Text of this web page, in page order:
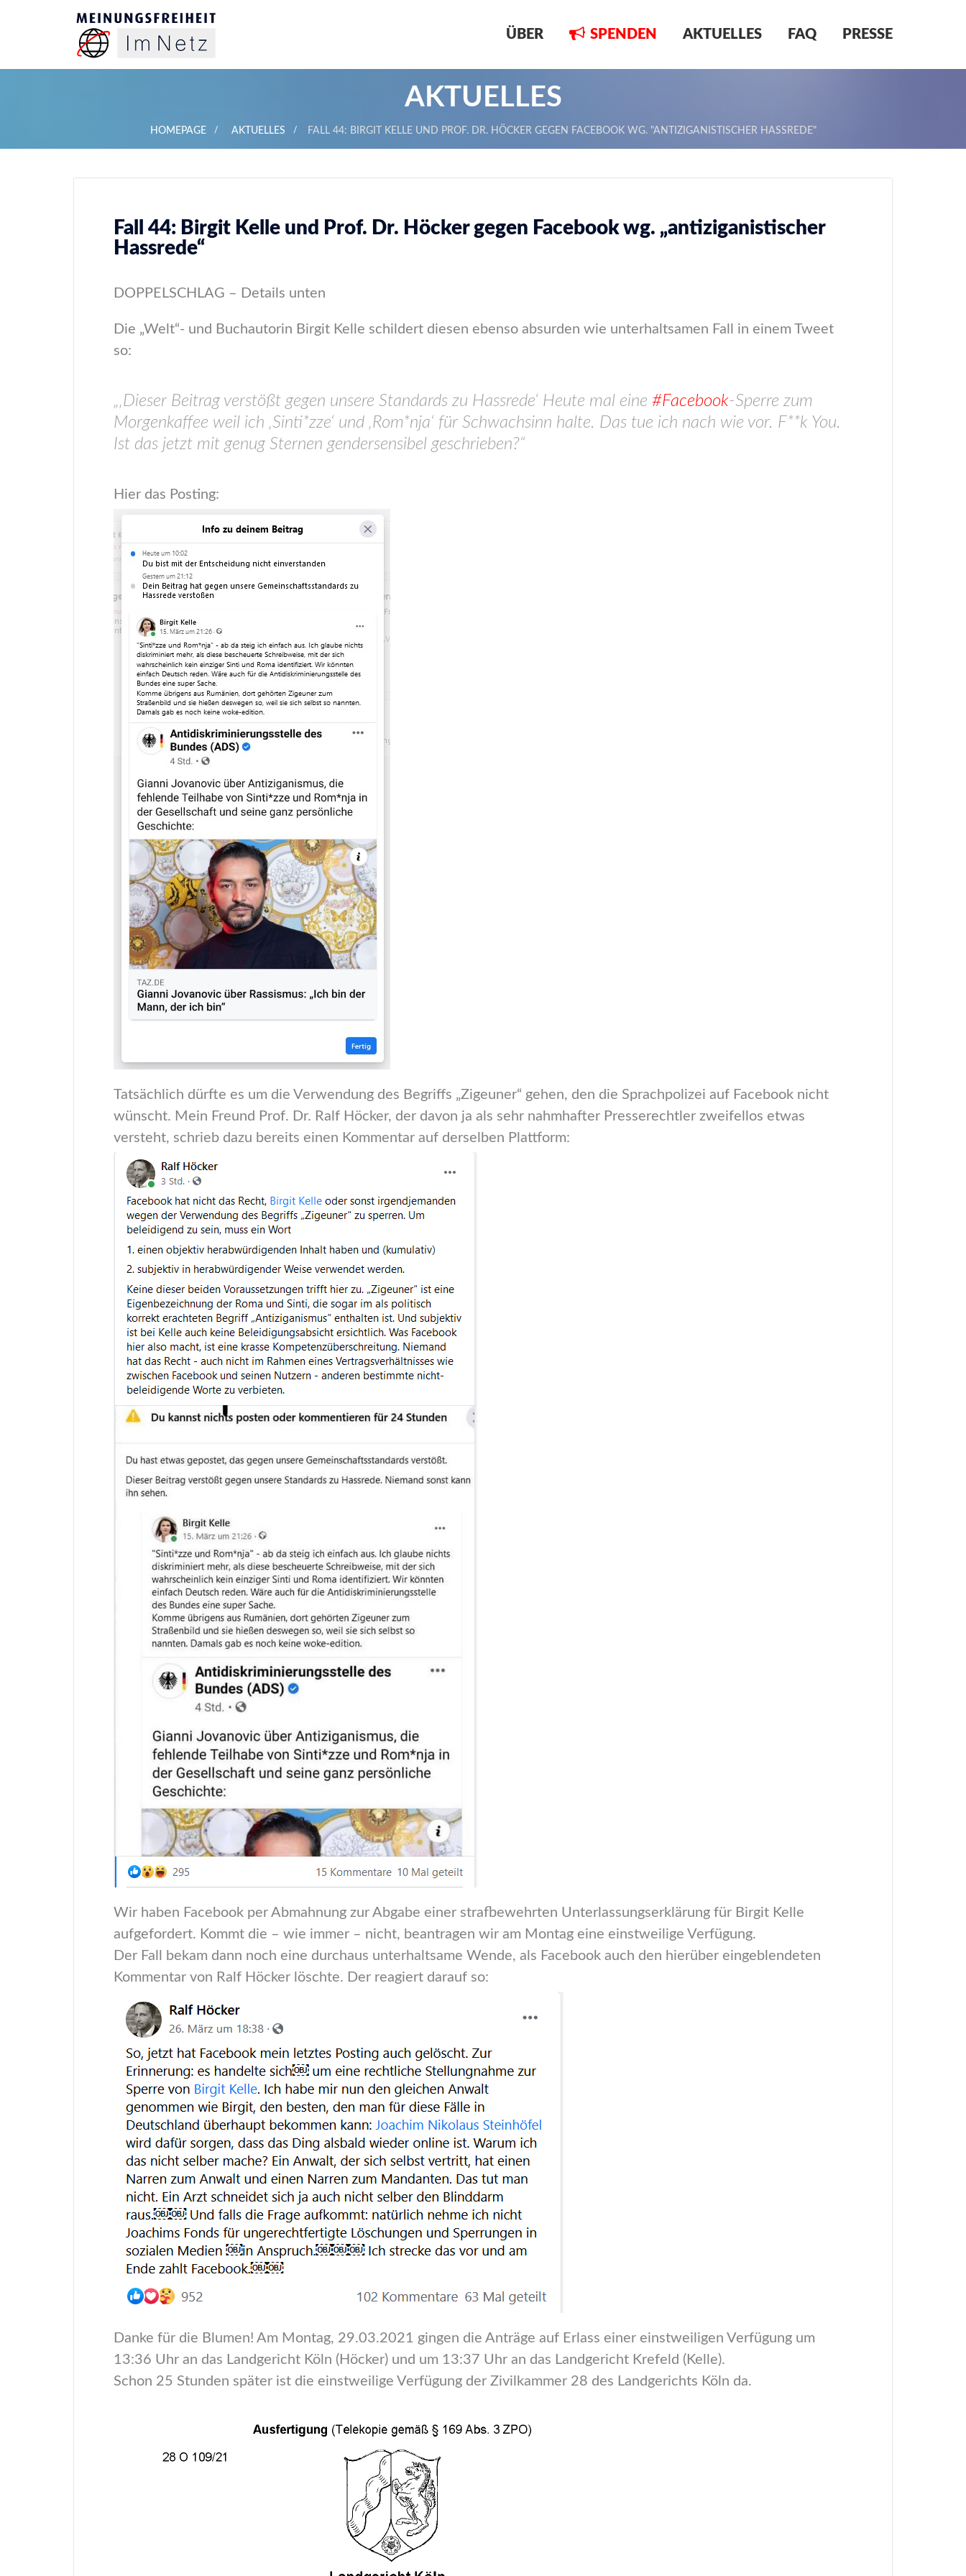
ÜBER SPENDEN AKTUELLES FAQ PRESSE
AKTUELLES
HOMEPAGE AKTUELLES FALL 44: BIRGIT KELLE UND PROF. DR. HÖCKER GEGEN FACEBOOK WG. "ANTIZIGANISTISCHER HASSREDE"
Fall 44: Birgit Kelle und Prof. Dr. Höcker gegen Facebook wg. „antiziganistischer
Hassrede“
DOPPELSCHLAG – Details unten
Die „Welt“- und Buchautorin Birgit Kelle schildert diesen ebenso absurden wie unterhaltsamen Fall in einem Tweet
so:
„‚Dieser Beitrag verstößt gegen unsere Standards zu Hassrede‘ Heute mal eine #Facebook-Sperre zum
Morgenkaffee weil ich ‚Sinti*zze‘ und ‚Rom*nja‘ für Schwachsinn halte. Das tue ich nach wie vor. F**k You.
Ist das jetzt mit genug Sternen gendersensibel geschrieben?“
Hier das Posting:
Tatsächlich dürfte es um die Verwendung des Begriffs „Zigeuner“ gehen, den die Sprachpolizei auf Facebook nicht
wünscht. Mein Freund Prof. Dr. Ralf Höcker, der davon ja als sehr nahmhafter Presserechtler zweifellos etwas
versteht, schrieb dazu bereits einen Kommentar auf derselben Plattform:
Wir haben Facebook per Abmahnung zur Abgabe einer strafbewehrten Unterlassungserklärung für Birgit Kelle
aufgefordert. Kommt die – wie immer – nicht, beantragen wir am Montag eine einstweilige Verfügung.
Der Fall bekam dann noch eine durchaus unterhaltsame Wende, als Facebook auch den hierüber eingeblendeten
Kommentar von Ralf Höcker löschte. Der reagiert darauf so:
Danke für die Blumen! Am Montag, 29.03.2021 gingen die Anträge auf Erlass einer einstweiligen Verfügung um
13:36 Uhr an das Landgericht Köln (Höcker) und um 13:37 Uhr an das Landgericht Krefeld (Kelle).
Schon 25 Stunden später ist die einstweilige Verfügung der Zivilkammer 28 des Landgerichts Köln da.